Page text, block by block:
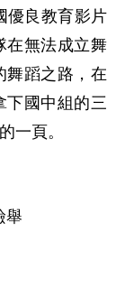
優良教育影片
在無法成立舞
舞蹈之路，在
下國中組的三
一頁。
舉